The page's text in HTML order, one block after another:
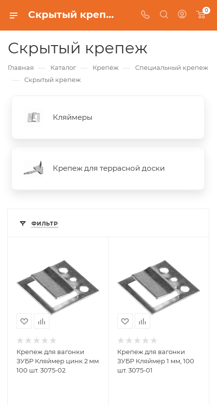
Скрытый крепеж 0
Скрытый крепеж
Главная — Каталог — Крепёж — Специальный крепеж
— Скрытый крепеж
Кляймеры
Крепеж для террасной доски
ФИЛЬТР
Крепеж для вагонки
ЗУБР Кляймер цинк 2 мм
100 шт. 3075-02
Крепеж для вагонки
ЗУБР Кляймер 1 мм, 100
шт. 3075-01